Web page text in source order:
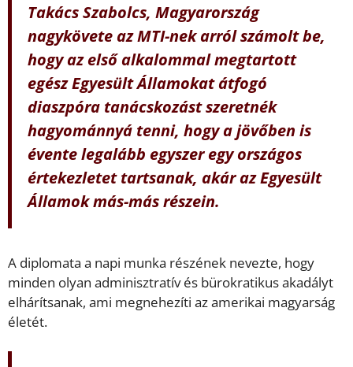
Takács Szabolcs, Magyarország
nagykövete az MTI-nek arról számolt be,
hogy az első alkalommal megtartott
egész Egyesült Államokat átfogó
diaszpóra tanácskozást szeretnék
hagyománnyá tenni, hogy a jövőben is
évente legalább egyszer egy országos
értekezletet tartsanak, akár az Egyesült
Államok más-más részein.
A diplomata a napi munka részének nevezte, hogy
minden olyan adminisztratív és bürokratikus akadályt
elhárítsanak, ami megnehezíti az amerikai magyarság
életét.